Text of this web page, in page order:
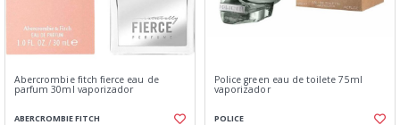
Abercrombie fitch fierce eau de
parfum 30ml vaporizador
ABERCROMBIE FITCH
Police green eau de toilete 75ml
vaporizador
POLICE